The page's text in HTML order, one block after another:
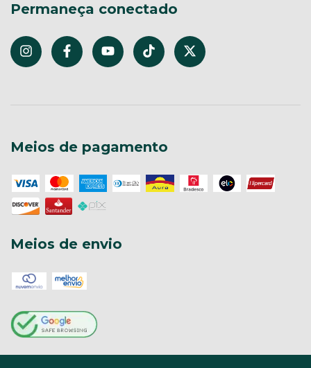
Permaneça conectado
Meios de pagamento
Meios de envio